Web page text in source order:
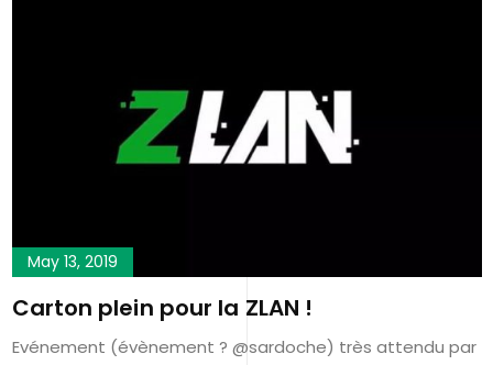
May 13, 2019
Carton plein pour la ZLAN !
Evénement (évènement ? @sardoche) très attendu par